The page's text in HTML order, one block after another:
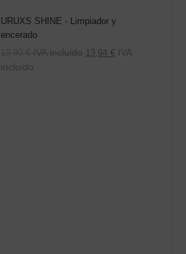
URUXS SHINE - Limpiador y
encerado
19,90 € IVA incluido 13,94 € IVA
incluido